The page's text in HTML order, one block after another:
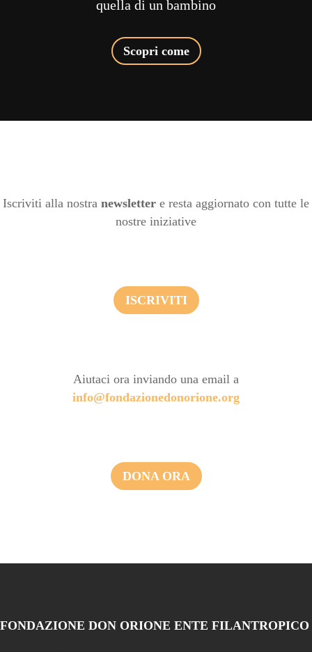
quella di un bambino
Scopri come
Iscriviti alla nostra newsletter e resta aggiornato con tutte le
nostre iniziative
ISCRIVITI
Aiutaci ora inviando una email a
info@fondazionedonorione.org
DONA ORA
FONDAZIONE DON ORIONE ENTE FILANTROPICO